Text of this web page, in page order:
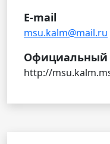
E-mail
msu.kalm@mail.ru
Официальный
http://